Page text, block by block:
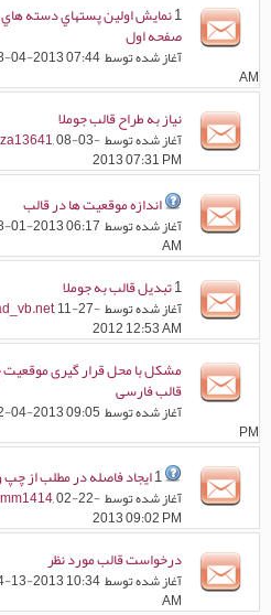
1نمايش اولين پستهاي دسته
صفحه اول
آغاز شده توسط04-2013 07:44
AM
نیاز به طراح قالب جوملا
آغاز شده توسط, 08-03-
2013 07:31 PM
اندازه موقعیت ها در قالب
آغاز شده توسط 01-2013 06:17
AM
1تبدیل قالب به جوملا
آغاز شده توسط, 11-27-
2012 12:53 AM
مشکل با محل قرار گیری
قالب فارسی
آغاز شده توسط 04-2013 09:05
PM
1ایجاد فاصله در مطلب از
آغاز شده توسط, 02-22-
2013 09:02 PM
درخواست قالب مورد نظر
آغاز شده توسط13-2013 10:34
AM